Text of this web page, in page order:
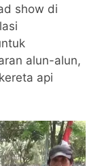
show di
alun-alun,
api